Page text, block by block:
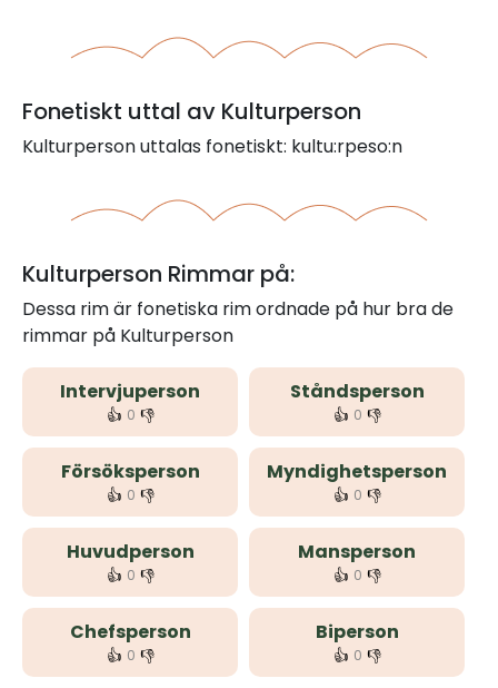
Fonetiskt uttal av Kulturperson
Kulturperson uttalas fonetiskt: kultu:rpeso:n
Kulturperson Rimmar på:
Dessa rim är fonetiska rim ordnade på hur bra de
rimmar på Kulturperson
Intervjuperson
👍 0 👎
Ståndsperson
👍 0 👎
Försöksperson
👍 0 👎
Myndighetsperson
👍 0 👎
Huvudperson
👍 0 👎
Mansperson
👍 0 👎
Chefsperson
👍 0 👎
Biperson
👍 0 👎